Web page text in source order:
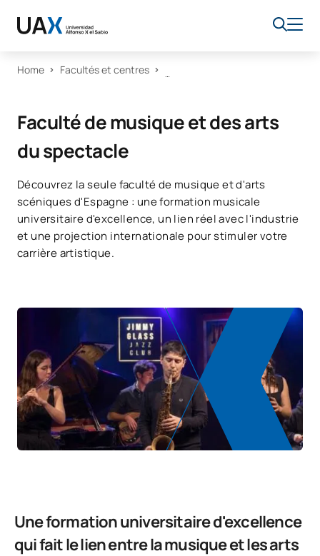
Home Facultés et centres
Faculté de musique et des arts
du spectacle
Découvrez la seule faculté de musique et d'arts
scéniques d'Espagne : une formation musicale
universitaire d'excellence, un lien réel avec l'industrie
et une projection internationale pour stimuler votre
carrière artistique.
Une formation universitaire d'excellence
qui fait le lien entre la musique et les arts